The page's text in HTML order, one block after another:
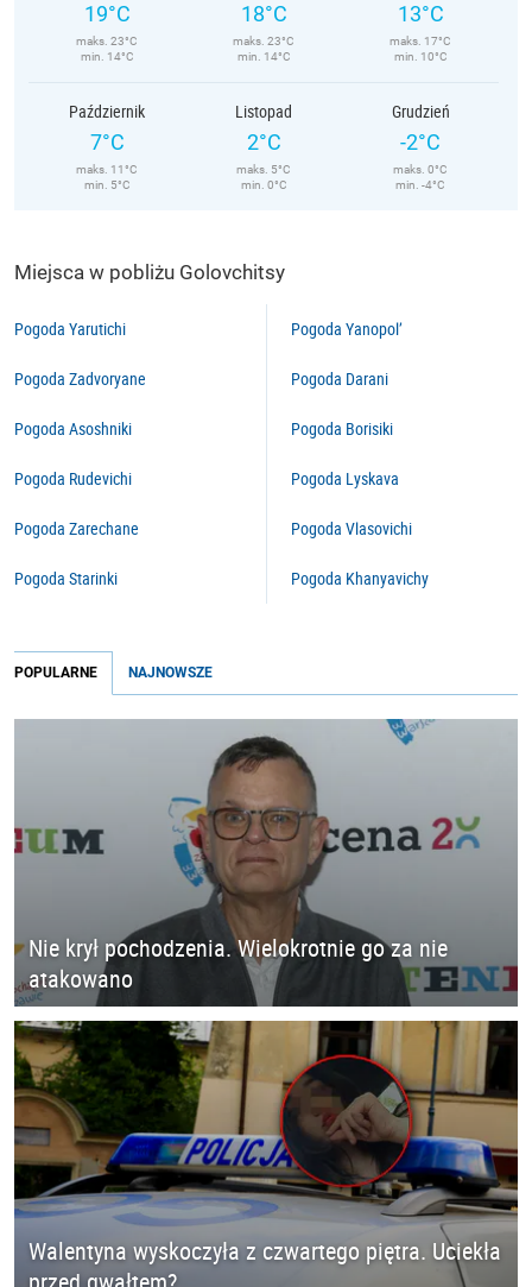
19°C
maks. 23°C
min. 14°C
18°C
maks. 23°C
min. 14°C
13°C
maks. 17°C
min. 10°C
Październik
7°C
maks. 11°C
min. 5°C
Listopad
2°C
maks. 5°C
min. 0°C
Grudzień
-2°C
maks. 0°C
min. -4°C
Miejsca w pobliżu Golovchitsy
Pogoda Yarutichi
Pogoda Zadvoryane
Pogoda Asoshniki
Pogoda Rudevichi
Pogoda Zarechane
Pogoda Starinki
Pogoda Yanopol’
Pogoda Darani
Pogoda Borisiki
Pogoda Lyskava
Pogoda Vlasovichi
Pogoda Khanyavichy
POPULARNE NAJNOWSZE
Nie krył pochodzenia. Wielokrotnie go za nie
atakowano
Walentyna wyskoczyła z czwartego piętra. Uciekła